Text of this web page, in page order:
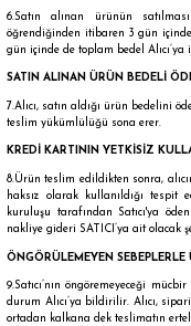
6.Satın alınan ürünün
öğrendiğinden itibaren 3 gün
gün içinde de toplam bedel
SATIN ALINAN ÜRÜN BEDELİ
7.Alıcı, satın aldığı ürün bedelini
teslim yükümlülüğü sona erer.
KREDİ KARTININ YETKİSİZ
8.Ürün teslim edildikten sonra,
haksız olarak kullanıldığı
kuruluşu tarafından Satıcı'ya
nakliye gideri SATICI’ya ait olacak
ÖNGÖRÜLEMEYEN
9.Satıcı’nın öngöremeyeceği
durum Alıcı’ya bildirilir. Alıcı,
ortadan kalkana dek teslimatın